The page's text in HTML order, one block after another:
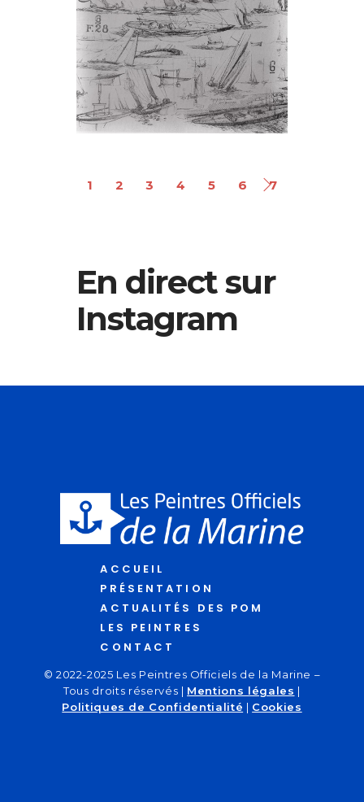
Marc-Pierre
Berthier
1 2 3 4 5 6 7
En direct sur
Instagram
ACCUEIL
PRÉSENTATION
ACTUALITÉS DES POM
LES PEINTRES
CONTACT
© 2022-2025 Les Peintres Officiels de la Marine –
Tous droits réservés | Mentions légales |
Politiques de Confidentialité | Cookies